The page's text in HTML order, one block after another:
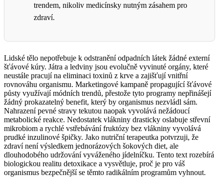
trendem, nikoliv medicínsky nutným zásahem pro
zdraví.
Lidské tělo nepotřebuje k odstranění odpadních látek žádné externí
šťávové kúry. Játra a ledviny jsou evolučně vyvinuté orgány, které
neustále pracují na eliminaci toxinů z krve a zajišťují vnitřní
rovnováhu organismu. Marketingové kampaně propagující šťávové
půsty využívají módních trendů, přestože tyto programy nepřinášejí
žádný prokazatelný benefit, který by organismus nezvládl sám.
Nahrazení pevné stravy tekutou naopak vyvolává nežádoucí
metabolické reakce. Nedostatek vlákniny drasticky oslabuje střevní
mikrobiom a rychlé vstřebávání fruktózy bez vlákniny vyvolává
prudké inzulinové špičky. Jako nutriční terapeutka potvrzuji, že
zdraví není výsledkem jednorázových šokových diet, ale
dlouhodobého udržování vyváženého jídelníčku. Tento text rozebírá
biologickou realitu detoxikace a vysvětluje, proč je pro váš
organismus bezpečnější se těmto radikálním programům vyhnout.